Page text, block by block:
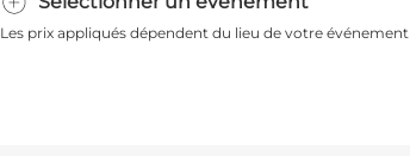
Les prix appliqués dépendent du lieu de votre événement